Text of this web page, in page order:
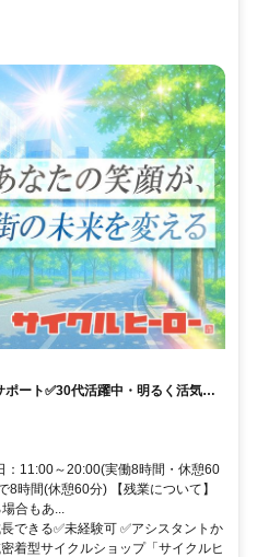
ート✅30代活躍中・明るく活気の
：11:00～20:00(実働8時間・休憩60
時間(休憩60分) 【残業について】
合もあ...
できる✅未経験可 ✅アシスタントか
着型サイクルショップ「サイクルヒ